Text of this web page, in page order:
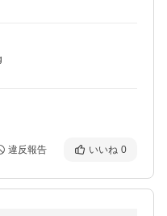
違反報告 いいね 0